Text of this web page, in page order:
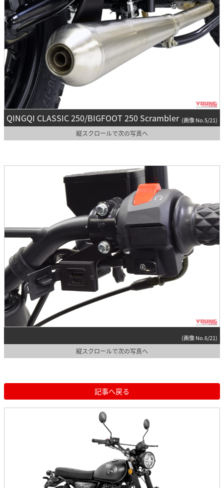
QINGQI CLASSIC 250/BIGFOOT 250 Scrambler (画像 No.5/21)
縦スクロールで次の写真へ
(画像 No.6/21)
縦スクロールで次の写真へ
記事へ戻る